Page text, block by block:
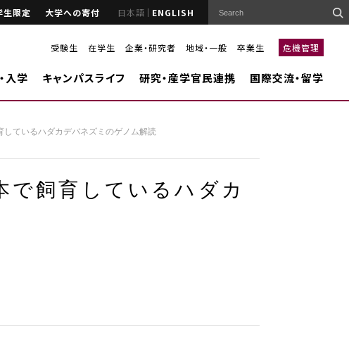
限定 大学への寄付 日本語 ENGLISH
受験生 在学生 企業・研究者 地域・一般 卒業生 危機管理
入学 キャンパスライフ 研究・産学官民連携 国際交流・留学
ているハダカデバネズミのゲノム解読
で飼育しているハダカ